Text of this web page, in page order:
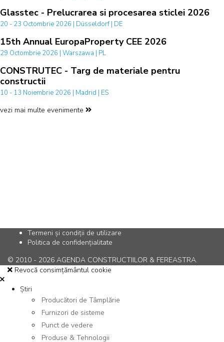
Glasstec - Prelucrarea si procesarea sticlei 2026
20 - 23 Octombrie 2026 | Düsseldorf | DE
15th Annual EuropaProperty CEE 2026
29 Octombrie 2026 | Warszawa | PL
CONSTRUTEC - Targ de materiale pentru
constructii
10 - 13 Noiembrie 2026 | Madrid | ES
vezi mai multe evenimente
Termeni și condiții de utilizare
Politica de confidențialitate
© 2010 - 2026 AGENDA CONSTRUCTIILOR & FEREASTRA.
Revocă consimțământul cookie
Știri
Producători de Tâmplărie
Furnizori de sisteme
Punct de vedere
Produse & Tehnologii